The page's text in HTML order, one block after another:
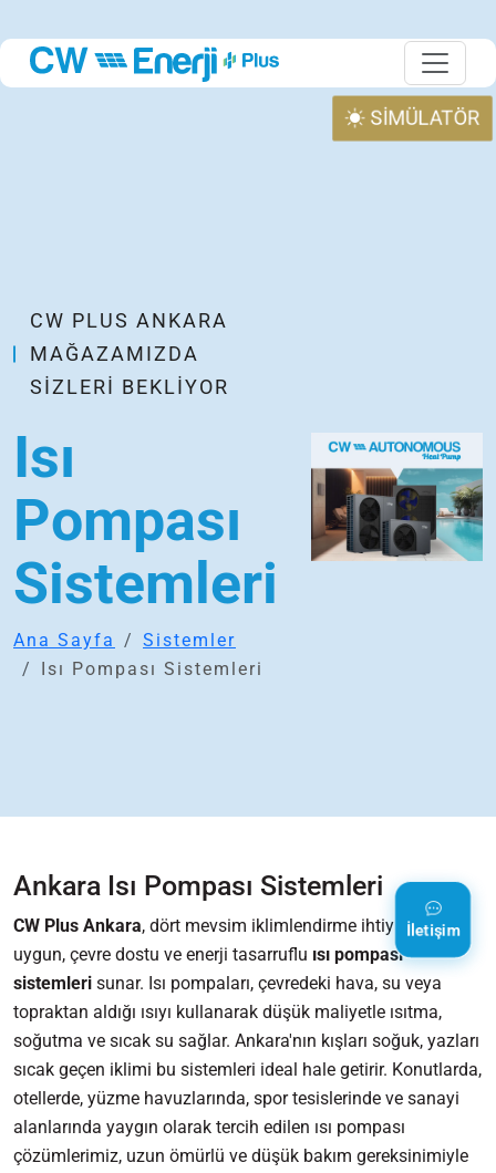
İletişim
SİMÜLATÖR
CW PLUS ANKARA
MAĞAZAMIZDA
SIZLERI BEKLIYOR
Isı
Pompası
Sistemleri
Ana Sayfa
Sistemler
Isı Pompası Sistemleri
Ankara Isı Pompası Sistemleri
CW Plus Ankara, dört mevsim iklimlendirme ihtiyacına
uygun, çevre dostu ve enerji tasarruflu ısı pompası
sistemleri sunar. Isı pompaları, çevredeki hava, su veya
topraktan aldığı ısıyı kullanarak düşük maliyetle ısıtma,
soğutma ve sıcak su sağlar. Ankara'nın kışları soğuk, yazları
sıcak geçen iklimi bu sistemleri ideal hale getirir. Konutlarda,
otellerde, yüzme havuzlarında, spor tesislerinde ve sanayi
alanlarında yaygın olarak tercih edilen ısı pompası
çözümlerimiz, uzun ömürlü ve düşük bakım gereksinimiyle